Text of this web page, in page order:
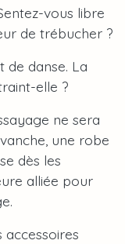
vous libre
de trébucher ?
de danse. La
elle ?
ne sera
une robe
dès les
alliée pour